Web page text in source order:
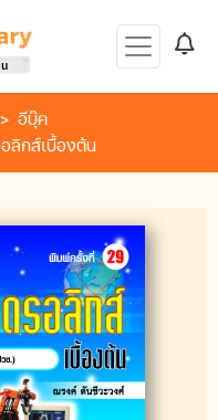
อีบุ๊ค
ลิกส์เบื้องต้น